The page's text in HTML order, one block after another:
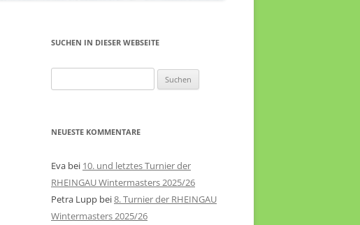
SUCHEN IN DIESER WEBSEITE
nach:
NEUESTE KOMMENTARE
Eva bei 10. und letztes Turnier der
RHEINGAU Wintermasters 2025/26
Petra Lupp bei8. Turnier der RHEINGAU
Wintermasters 2025/26